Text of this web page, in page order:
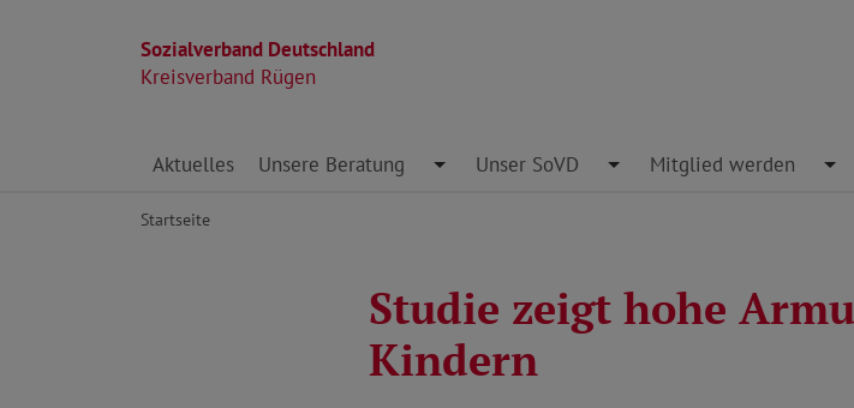
Sozialverband Deutschland
Kreisverband Rügen
Direkt zu den Inhalten springen
Aktuelles Unsere Beratung Toggle Dropdown
Unser SoVD Toggle Dropdown
Mitglied werden
Startseite
Studie zeigt hohe
Kindern